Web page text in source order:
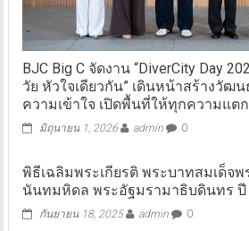
BJC Big C จัดงาน “DiverCity Day
วัย หัวใจเดียวกัน” เดินหน้าสร้างวัฒ
ความเข้าใจ เปิดพื้นที่ให้ทุกความแต
มิถุนายน 1, 2026 admin 0
พิธีเฉลิมพระเกียรติ พระบาทสมเด็จ
นันทมหิดล พระอัฐมรามาธิบดินทร ปี
กันยายน 18, 2025 admin 0